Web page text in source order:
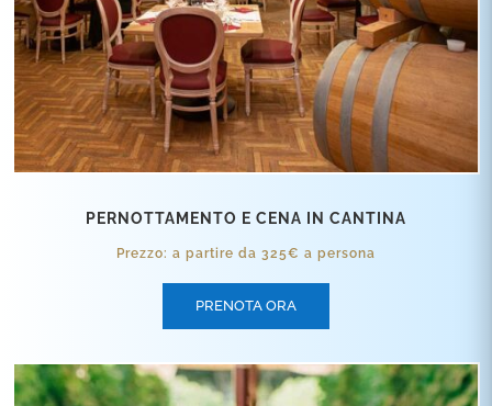
PERNOTTAMENTO E CENA IN CANTINA
Prezzo: a partire da 325€ a persona
PRENOTA ORA